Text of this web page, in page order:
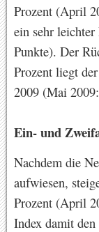
Prozent (April
ein sehr
Punkte). Der
Prozent liegt
2009 (Mai
Ein- und
Nachdem die
aufwiesen,
Prozent (April
Index damit